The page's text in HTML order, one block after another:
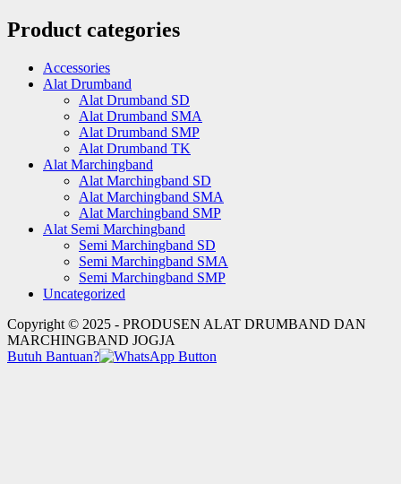
Product categories
Accessories
Alat Drumband
Alat Drumband SD
Alat Drumband SMA
Alat Drumband SMP
Alat Drumband TK
Alat Marchingband
Alat Marchingband SD
Alat Marchingband SMA
Alat Marchingband SMP
Alat Semi Marchingband
Semi Marchingband SD
Semi Marchingband SMA
Semi Marchingband SMP
Uncategorized
Copyright © 2025 - PRODUSEN ALAT DRUMBAND DAN
MARCHINGBAND JOGJA
Butuh Bantuan?